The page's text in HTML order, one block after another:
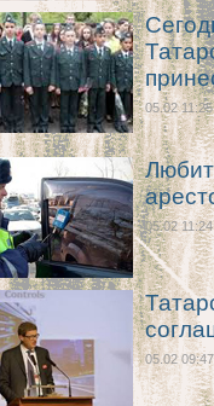
05.02 11:25
05.02 11:24
05.02 09:47